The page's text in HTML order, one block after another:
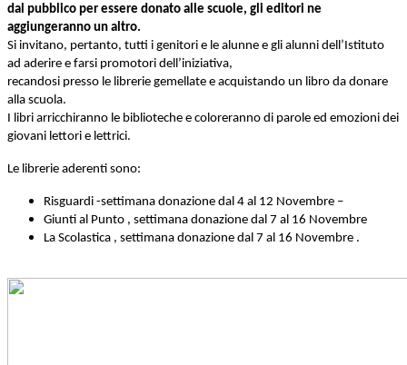
dal pubblico per essere donato alle scuole, gli editori ne
aggiungeranno un altro.
Si invitano, pertanto, tutti i genitori e le alunne e gli alunni dell’Istituto
ad aderire e farsi promotori dell’iniziativa,
recandosi presso le librerie gemellate e acquistando un libro da donare
alla scuola.
I libri arricchiranno le biblioteche e coloreranno di parole ed emozioni dei
giovani lettori e lettrici.
Le librerie aderenti sono:
Risguardi -settimana donazione dal 4 al 12 Novembre –
Giunti al Punto , settimana donazione dal 7 al 16 Novembre
La Scolastica , settimana donazione dal 7 al 16 Novembre .